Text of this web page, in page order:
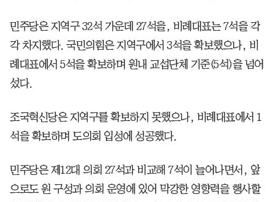
민주당은 지역구 32석 가운데 27석을, 비례대표는 7석을 각
각 차지했다. 국민의힘은 지역구에서 3석을 확보했으나, 비
례대표에서 5석을 확보하며 원내 교섭단체 기준(5석)을 넘어
섰다.
조국혁신당은 지역구를 확보하지 못했으나, 비례대표에서 1
석을 확보하며 도의회 입성에 성공했다.
민주당은 제12대 의회 27석과 비교해 7석이 늘어나면서, 앞
으로도 원 구성과 의회 운영에 있어 막강한 영향력을 행사할